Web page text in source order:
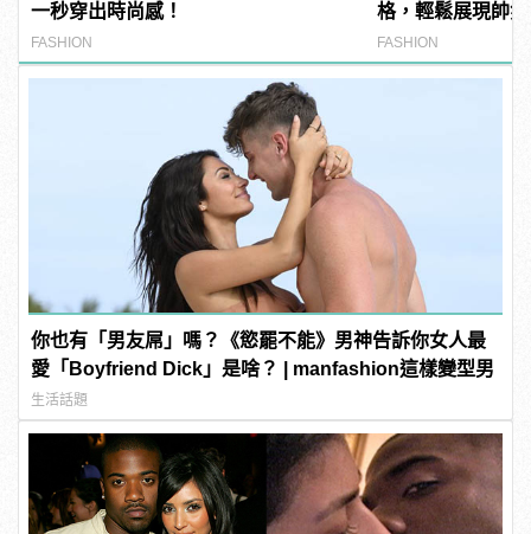
一秒穿出時尚感！
FASHION
格，輕鬆展現帥
FASHION
你也有「男友屌」嗎？《慾罷不能》男神告訴你女人最
愛「Boyfriend Dick」是啥？ | manfashion這樣變型男
生活話題